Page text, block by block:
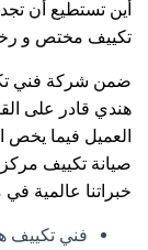
أين تستطيع أن
تكييف مختص و
ضمن شركة فني
هندي قادر على
العميل فيما يخص
صيانة تكييف
خبراتنا عالمية
فني تكييف